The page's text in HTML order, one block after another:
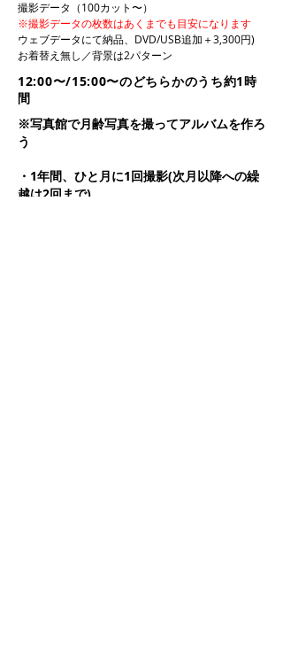
撮影データ（100カット〜）
※撮影データの枚数はあくまでも目安になります
ウェブデータにて納品、DVD/USB追加＋3,300円)
お着替え無し／背景は2パターン
12:00〜/15:00〜のどちらかのうち約1時
間
※写真館で月齢写真を撮ってアルバムを作ろ
う
・1年間、ひと月に1回撮影(次月以降への繰
越は2回まで)